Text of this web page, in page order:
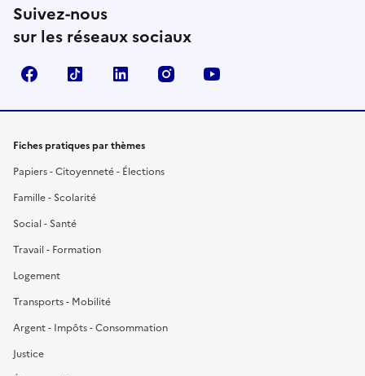
Suivez-nous
sur les réseaux sociaux
FacebookTikTok LinkedIn Instagram
Fiches pratiques par thèmes
Papiers - Citoyenneté - Élections
Famille - Scolarité
Social - Santé
Travail - Formation
Logement
Transports - Mobilité
Argent - Impôts - Consommation
Justice